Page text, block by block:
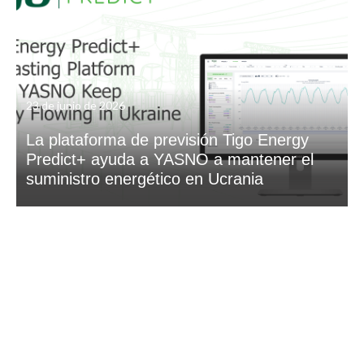
23 de junio de 2026
La plataforma de previsión Tigo Energy
Predict+ ayuda a YASNO a mantener el
suministro energético en Ucrania